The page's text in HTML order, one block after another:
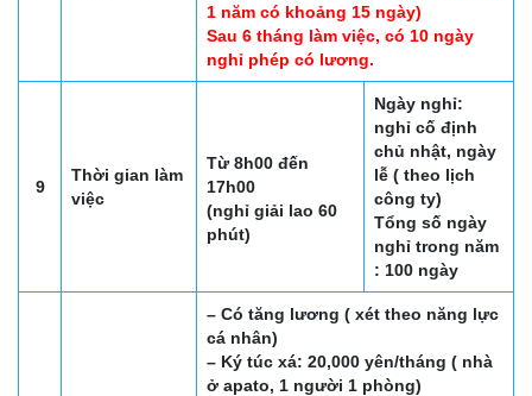
1 năm có khoảng 15 ngày)
Sau 6 tháng làm việc, có 10 ngày
nghỉ phép có lương.
9
Thời gian làm
việc
Từ 8h00 đến
17h00
(nghỉ giải lao 60
phút)
Ngày nghỉ:
nghỉ cố định
chủ nhật, ngày
lễ ( theo lịch
công ty)
Tổng số ngày
nghỉ trong năm
: 100 ngày
– Có tăng lương ( xét theo năng lực
cá nhân)
– Ký túc xá: 20,000 yên/tháng ( nhà
ở apato, 1 người 1 phòng)